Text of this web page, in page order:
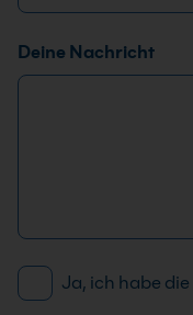
e
f
Deine Nachricht
D
S
Ja, ich habe die